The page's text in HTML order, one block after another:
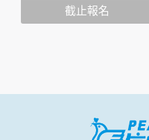
您個人在本網站上的聊天室
個人的資料，其範圍如下：
您所提供的姓名、電子郵件
於一般瀏覽時，伺服器會自
截止報名